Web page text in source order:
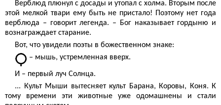
Верблюд плюнул с досады и утопал с холма. Вторым после
этой мелкой твари ему быть не пристало! Поэтому нет года
верблюда – говорит легенда. – Бог наказывает гордыню и
вознаграждает старание.
Вот, что увидели поэты в божественном знаке:
– мышь, устремленная вверх.
И – первый луч Солнца.
... Культ Мыши вытесняет культ Барана, Коровы, Коня. К
тому времени эти животные уже одомашнены и стали